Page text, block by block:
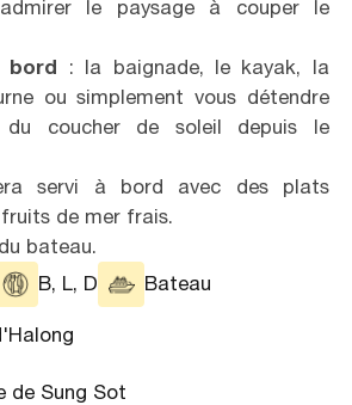
le paysage à couper le
bord : la baignade, le kayak, la
ou simplement vous détendre
coucher de soleil depuis le
servi à bord avec des plats
de mer frais.
bateau.
B, L, D Bateau
de Sung Sot